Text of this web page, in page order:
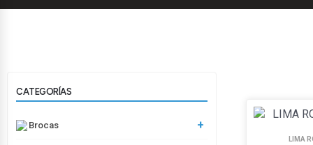
CATEGORÍAS
Brocas +
LIMA